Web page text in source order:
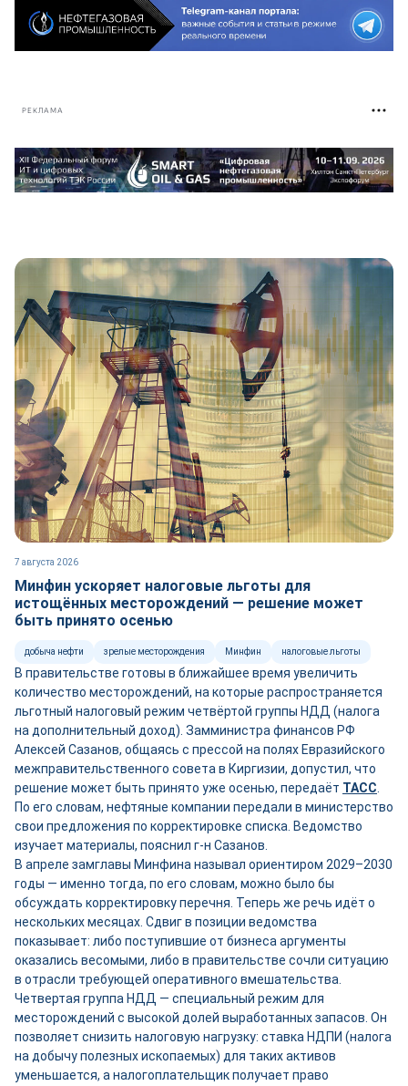
РЕКЛАМА
7 августа 2026
Минфин ускоряет налоговые льготы для
истощённых месторождений — решение может
быть принято осенью
добыча нефти зрелые месторождения Минфин налоговые льготы
В правительстве готовы в ближайшее время увеличить
количество месторождений, на которые распространяется
льготный налоговый режим четвёртой группы НДД (налога
на дополнительный доход). Замминистра финансов РФ
Алексей Сазанов, общаясь с прессой на полях Евразийского
межправительственного совета в Киргизии, допустил, что
решение может быть принято уже осенью, передаёт ТАСС
По его словам, нефтяные компании передали в министерство
свои предложения по корректировке списка. Ведомство
изучает материалы, пояснил г-н Сазанов.
В апреле замглавы Минфина называл ориентиром 2029–2030
годы — именно тогда, по его словам, можно было бы
обсуждать корректировку перечня. Теперь же речь идёт о
нескольких месяцах. Сдвиг в позиции ведомства
показывает: либо поступившие от бизнеса аргументы
оказались весомыми, либо в правительстве сочли ситуацию
в отрасли требующей оперативного вмешательства.
Четвертая группа НДД — специальный режим для
месторождений с высокой долей выработанных запасов. Он
позволяет снизить налоговую нагрузку: ставка НДПИ (налога
на добычу полезных ископаемых) для таких активов
уменьшается, а налогоплательщик получает право